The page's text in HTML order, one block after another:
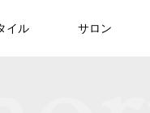
イル サロン